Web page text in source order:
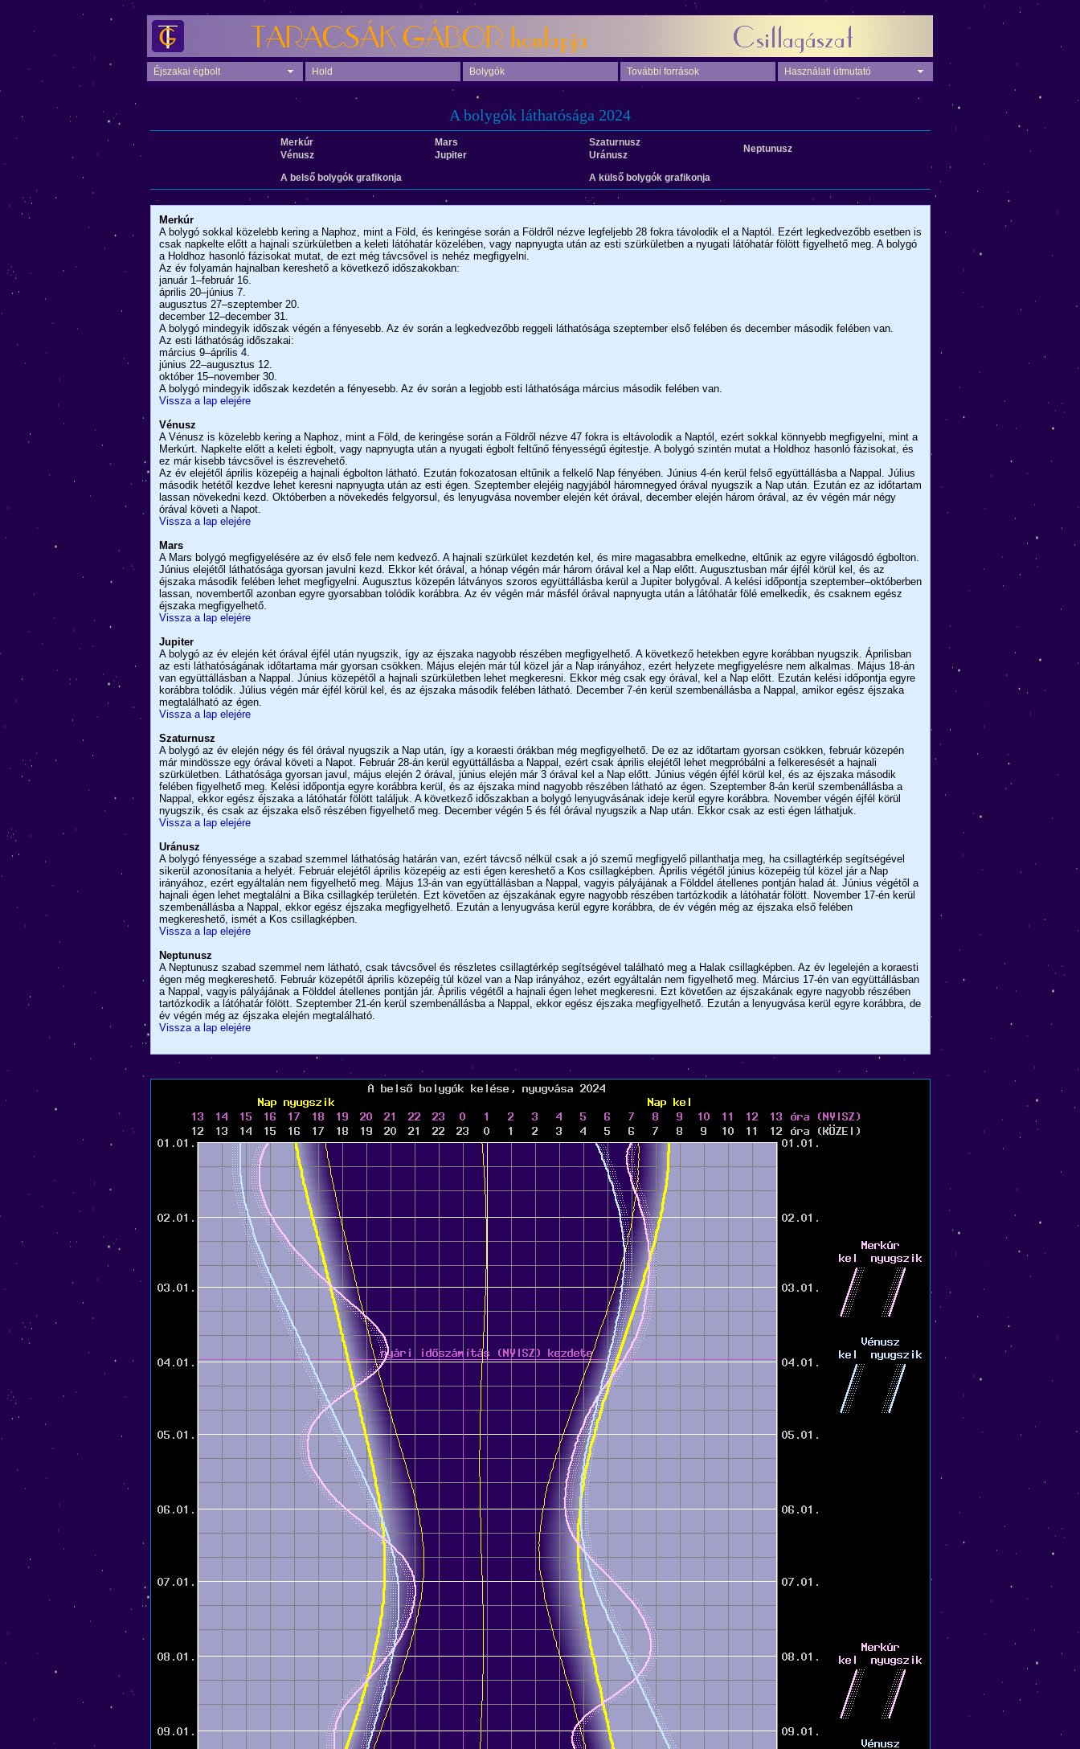
Éjszakai égbolt Hold Bolygók További források Használati útmutató
A bolygók láthatósága 2024
Merkúr
Vénusz
Mars
Jupiter
Szaturnusz
Uránusz
Neptunusz
A belső bolygók grafikonja A külső bolygók grafikonja
Merkúr
A bolygó sokkal közelebb kering a Naphoz, mint a Föld, és keringése során a Földről nézve legfeljebb 28 fokra távolodik el a Naptól. Ezért legkedvezőbb esetben is
csak napkelte előtt a hajnali szürkületben a keleti látóhatár közelében, vagy napnyugta után az esti szürkületben a nyugati látóhatár fölött figyelhető meg. A bolygó
a Holdhoz hasonló fázisokat mutat, de ezt még távcsővel is nehéz megfigyelni.
Az év folyamán hajnalban kereshető a következő időszakokban:
január 1–február 16.
április 20–június 7.
augusztus 27–szeptember 20.
december 12–december 31.
A bolygó mindegyik időszak végén a fényesebb. Az év során a legkedvezőbb reggeli láthatósága szeptember első felében és december második felében van.
Az esti láthatóság időszakai:
március 9–április 4.
június 22–augusztus 12.
október 15–november 30.
A bolygó mindegyik időszak kezdetén a fényesebb. Az év során a legjobb esti láthatósága március második felében van.
Vissza a lap elejére
Vénusz
A Vénusz is közelebb kering a Naphoz, mint a Föld, de keringése során a Földről nézve 47 fokra is eltávolodik a Naptól, ezért sokkal könnyebb megfigyelni, mint a
Merkúrt. Napkelte előtt a keleti égbolt, vagy napnyugta után a nyugati égbolt feltűnő fényességű égitestje. A bolygó szintén mutat a Holdhoz hasonló fázisokat, és
ez már kisebb távcsővel is észrevehető.
Az év elejétől április közepéig a hajnali égbolton látható. Ezután fokozatosan eltűnik a felkelő Nap fényében. Június 4-én kerül felső együttállásba a Nappal. Július
második hetétől kezdve lehet keresni napnyugta után az esti égen. Szeptember elejéig nagyjából háromnegyed órával nyugszik a Nap után. Ezután ez az időtartam
lassan növekedni kezd. Októberben a növekedés felgyorsul, és lenyugvása november elején két órával, december elején három órával, az év végén már négy
órával követi a Napot.
Vissza a lap elejére
Mars
A Mars bolygó megfigyelésére az év első fele nem kedvező. A hajnali szürkület kezdetén kel, és mire magasabbra emelkedne, eltűnik az egyre világosdó égbolton.
Június elejétől láthatósága gyorsan javulni kezd. Ekkor két órával, a hónap végén már három órával kel a Nap előtt. Augusztusban már éjfél körül kel, és az
éjszaka második felében lehet megfigyelni. Augusztus közepén látványos szoros együttállásba kerül a Jupiter bolygóval. A kelési időpontja szeptember–októberben
lassan, novembertől azonban egyre gyorsabban tolódik korábbra. Az év végén már másfél órával napnyugta után a látóhatár fölé emelkedik, és csaknem egész
éjszaka megfigyelhető.
Vissza a lap elejére
Jupiter
A bolygó az év elején két órával éjfél után nyugszik, így az éjszaka nagyobb részében megfigyelhető. A következő hetekben egyre korábban nyugszik. Áprilisban
az esti láthatóságának időtartama már gyorsan csökken. Május elején már túl közel jár a Nap irányához, ezért helyzete megfigyelésre nem alkalmas. Május 18-án
van együttállásban a Nappal. Június közepétől a hajnali szürkületben lehet megkeresni. Ekkor még csak egy órával, kel a Nap előtt. Ezután kelési időpontja egyre
korábbra tolódik. Július végén már éjfél körül kel, és az éjszaka második felében látható. December 7-én kerül szembenállásba a Nappal, amikor egész éjszaka
megtalálható az égen.
Vissza a lap elejére
Szaturnusz
A bolygó az év elején négy és fél órával nyugszik a Nap után, így a koraesti órákban még megfigyelhető. De ez az időtartam gyorsan csökken, február közepén
már mindössze egy órával követi a Napot. Február 28-án kerül együttállásba a Nappal, ezért csak április elejétől lehet megpróbálni a felkeresését a hajnali
szürkületben. Láthatósága gyorsan javul, május elején 2 órával, június elején már 3 órával kel a Nap előtt. Június végén éjfél körül kel, és az éjszaka második
felében figyelhető meg. Kelési időpontja egyre korábbra kerül, és az éjszaka mind nagyobb részében látható az égen. Szeptember 8-án kerül szembenállásba a
Nappal, ekkor egész éjszaka a látóhatár fölött találjuk. A következő időszakban a bolygó lenyugvásának ideje kerül egyre korábbra. November végén éjfél körül
nyugszik, és csak az éjszaka első részében figyelhető meg. December végén 5 és fél órával nyugszik a Nap után. Ekkor csak az esti égen láthatjuk.
Vissza a lap elejére
Uránusz
A bolygó fényessége a szabad szemmel láthatóság határán van, ezért távcső nélkül csak a jó szemű megfigyelő pillanthatja meg, ha csillagtérkép segítségével
sikerül azonosítania a helyét. Február elejétől április közepéig az esti égen kereshető a Kos csillagképben. Április végétől június közepéig túl közel jár a Nap
irányához, ezért egyáltalán nem figyelhető meg. Május 13-án van együttállásban a Nappal, vagyis pályájának a Földdel átellenes pontján halad át. Június végétől a
hajnali égen lehet megtalálni a Bika csillagkép területén. Ezt követően az éjszakának egyre nagyobb részében tartózkodik a látóhatár fölött. November 17-én kerül
szembenállásba a Nappal, ekkor egész éjszaka megfigyelhető. Ezután a lenyugvása kerül egyre korábbra, de év végén még az éjszaka első felében
megkereshető, ismét a Kos csillagképben.
Vissza a lap elejére
Neptunusz
A Neptunusz szabad szemmel nem látható, csak távcsővel és részletes csillagtérkép segítségével található meg a Halak csillagképben. Az év legelején a koraesti
égen még megkereshető. Február közepétől április közepéig túl közel van a Nap irányához, ezért egyáltalán nem figyelhető meg. Március 17-én van együttállásban
a Nappal, vagyis pályájának a Földdel átellenes pontján jár. Április végétől a hajnali égen lehet megkeresni. Ezt követően az éjszakának egyre nagyobb részében
tartózkodik a látóhatár fölött. Szeptember 21-én kerül szembenállásba a Nappal, ekkor egész éjszaka megfigyelhető. Ezután a lenyugvása kerül egyre korábbra, de
év végén még az éjszaka elején megtalálható.
Vissza a lap elejére